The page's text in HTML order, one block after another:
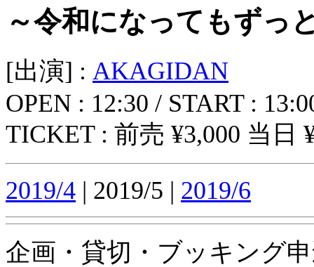
～令和になってもずっ
[出演] : AKAGIDAN
OPEN : 12:30 / START :
TICKET : 前売 ¥3,000 当日
2019/4 | 2019/5 | 2019/6
企画・貸切・ブッキング